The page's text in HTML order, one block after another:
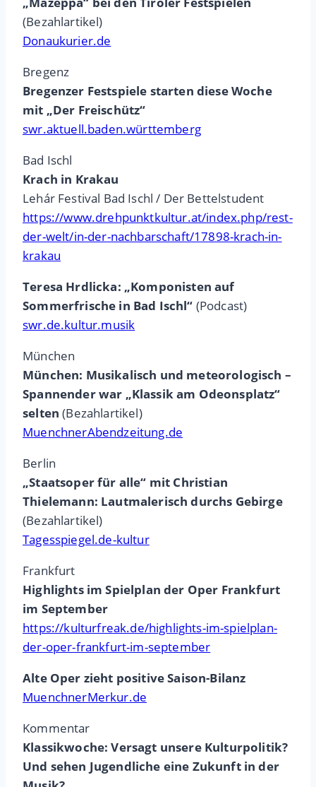
(Bezahlartikel)
Donaukurier.de
Bregenz
Bregenzer Festspiele starten diese Woche
mit „Der Freischütz“
swr.aktuell.baden.württemberg
Bad Ischl
Krach in Krakau
Lehár Festival Bad Ischl / Der Bettelstudent
https://www.drehpunktkultur.at/index.php/rest-
der-welt/in-der-nachbarschaft/17898-krach-in-
krakau
Teresa Hrdlicka: „Komponisten auf
Sommerfrische in Bad Ischl“ (Podcast)
swr.de.kultur.musik
München
München: Musikalisch und meteorologisch –
Spannender war „Klassik am Odeonsplatz“
selten (Bezahlartikel)
MuenchnerAbendzeitung.de
Berlin
„Staatsoper für alle“ mit Christian
Thielemann: Lautmalerisch durchs Gebirge
(Bezahlartikel)
Tagesspiegel.de-kultur
Frankfurt
Highlights im Spielplan der Oper Frankfurt
im September
https://kulturfreak.de/highlights-im-spielplan-
der-oper-frankfurt-im-september
Alte Oper zieht positive Saison-Bilanz
MuenchnerMerkur.de
Kommentar
Klassikwoche: Versagt unsere Kulturpolitik?
Und sehen Jugendliche eine Zukunft in der